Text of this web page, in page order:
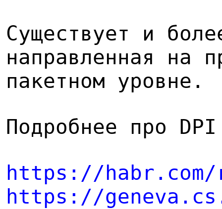
Существует и
направленная на
пакетном уровне.
Подробнее про
https://habr.com/
https://